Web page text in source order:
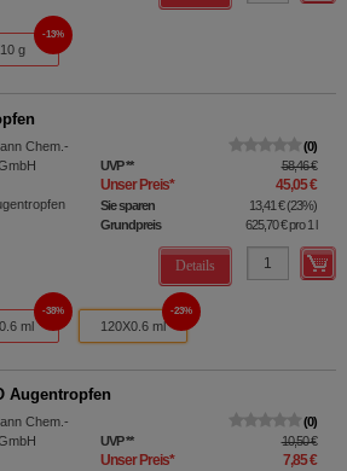
g
13%
Chem.-
0
UVP** 58,46 €
Unser Preis* 45,05 €
Sie sparen 13,41 €(23%)
Grundpreis
625,70 €pro 1 l
Details
ml
38%
120X0.6 ml
23%
Augentropfen
Chem.-
0
UVP** 10,50 €
Unser Preis* 7,85 €